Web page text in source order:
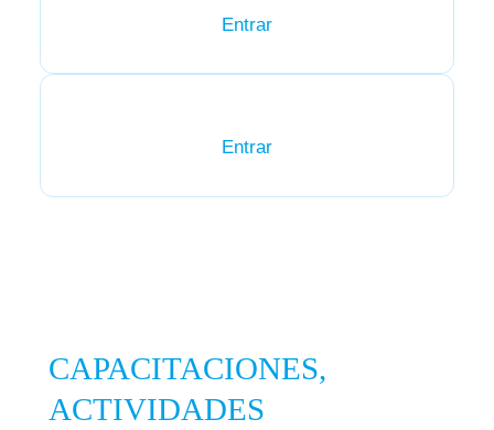
Entrar
Entrar
CAPACITACIONES,
ACTIVIDADES